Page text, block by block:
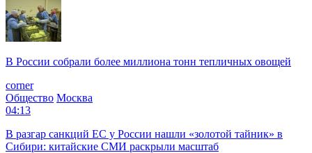
В России собрали более миллиона тонн тепличных овощей
corner
Общество Москва
04:13
В разгар санкций ЕС у России нашли «золотой тайник» в
Сибири: китайские СМИ раскрыли масштаб